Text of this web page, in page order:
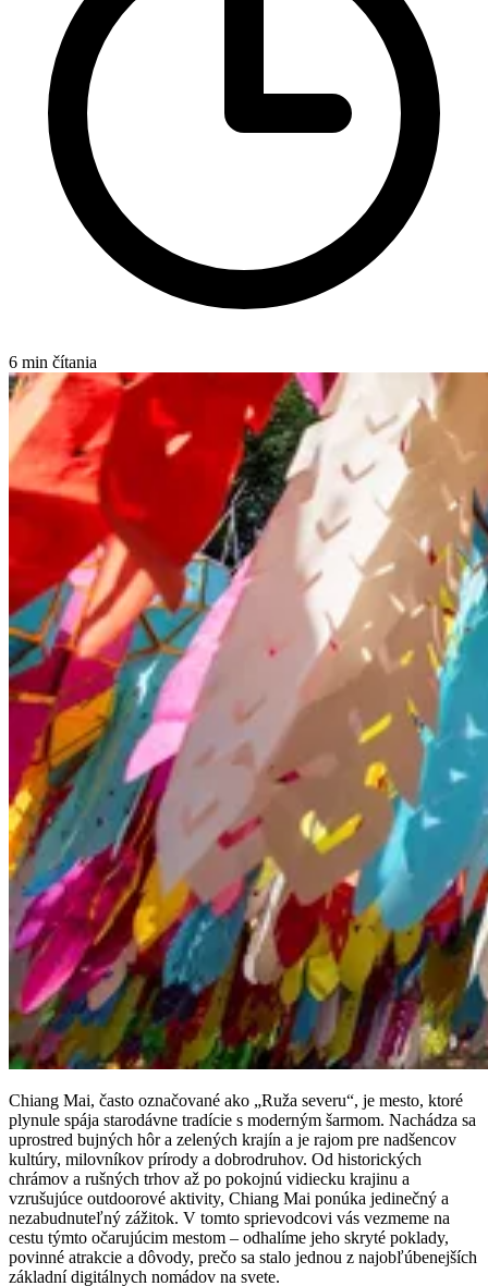
6 min čítania
Chiang Mai, často označované ako „Ruža severu“, je mesto, ktoré
plynule spája starodávne tradície s moderným šarmom. Nachádza sa
uprostred bujných hôr a zelených krajín a je rajom pre nadšencov
kultúry, milovníkov prírody a dobrodruhov. Od historických
chrámov a rušných trhov až po pokojnú vidiecku krajinu a
vzrušujúce outdoorové aktivity, Chiang Mai ponúka jedinečný a
nezabudnuteľný zážitok. V tomto sprievodcovi vás vezmeme na
cestu týmto očarujúcim mestom – odhalíme jeho skryté poklady,
povinné atrakcie a dôvody, prečo sa stalo jednou z najobľúbenejších
základní digitálnych nomádov na svete.